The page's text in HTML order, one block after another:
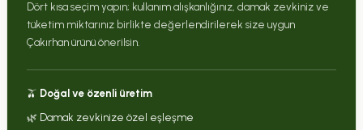
Dört kısa seçim yapın; kullanım alışkanlığınız, damak zevkiniz ve
tüketim miktarınız birlikte değerlendirilerek size uygun
Çakırhan ürünü önerilsin.
🫒 Doğal ve özenli üretim
🌿 Damak zevkinize özel eşleşme